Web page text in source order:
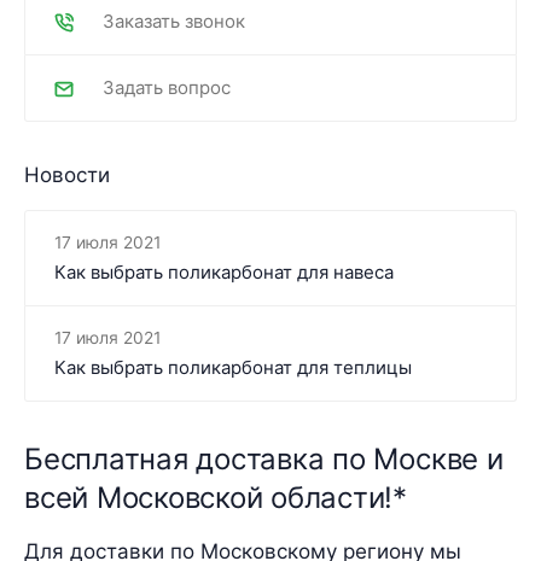
Заказать звонок
Задать вопрос
Новости
17 июля 2021
Как выбрать поликарбонат для навеса
17 июля 2021
Как выбрать поликарбонат для теплицы
Бесплатная доставка по Москве и
всей Московской области!*
Для доставки по Московскому региону мы